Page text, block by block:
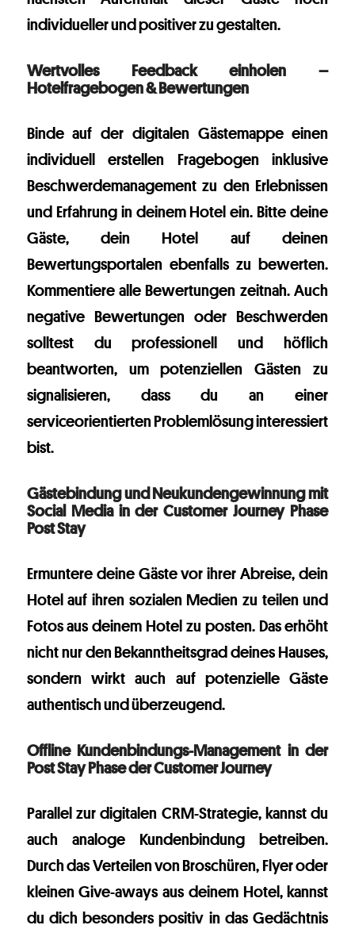
individueller und positiver zu gestalten.
Wertvolles Feedback einholen –
Hotelfragebogen & Bewertungen
Binde auf der digitalen Gästemappe einen
individuell erstellen Fragebogen inklusive
Beschwerdemanagement zu den Erlebnissen
und Erfahrung in deinem Hotel ein. Bitte deine
Gäste, dein Hotel auf deinen
Bewertungsportalen ebenfalls zu bewerten.
Kommentiere alle Bewertungen zeitnah. Auch
negative Bewertungen oder Beschwerden
solltest du professionell und höflich
beantworten, um potenziellen Gästen zu
signalisieren, dass du an einer
serviceorientierten Problemlösung interessiert
bist.
Gästebindung und Neukundengewinnung mit
Social Media in der Customer Journey Phase
Post Stay
Ermuntere deine Gäste vor ihrer Abreise, dein
Hotel auf ihren sozialen Medien zu teilen und
Fotos aus deinem Hotel zu posten. Das erhöht
nicht nur den Bekanntheitsgrad deines Hauses,
sondern wirkt auch auf potenzielle Gäste
authentisch und überzeugend.
Offline Kundenbindungs-Management in der
Post Stay Phase der Customer Journey
Parallel zur digitalen CRM-Strategie, kannst du
auch analoge Kundenbindung betreiben.
Durch das Verteilen von Broschüren, Flyer oder
kleinen Give-aways aus deinem Hotel, kannst
du dich besonders positiv in das Gedächtnis